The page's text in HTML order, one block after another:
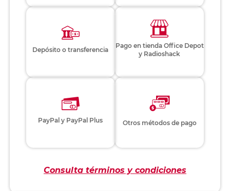
Depósito o transferencia
Pago en tienda Office Depot
y Radioshack
PayPal y PayPal Plus Otros métodos de pago
Consulta términos y condiciones